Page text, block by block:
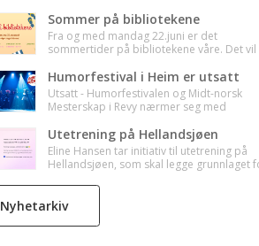
som skal se - vi treffes!🌸
Sommer på bibliotekene
Fra og med mandag 22.juni er det
sommertider på bibliotekene våre. Det vil
tidene før du drar til biblioteket ditt i
:-)
Humorfestival i Heim er utsatt
Utsatt - Humorfestivalen og Midt-norsk
Mesterskap i Revy nærmer seg med
med innsats for å sikre en god opplevelse
alle som skal få med seg det beste av midt-
norsk revy.
Utetrening på Hellandsjøen
Eline Hansen tar initiativ til utetrening på
Hellandsjøen, som skal legge grunnlaget
Nyhetarkiv